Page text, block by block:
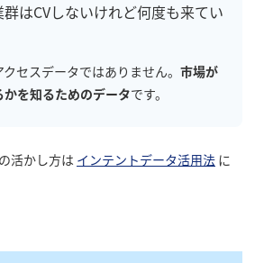
群はCVしないけれど何度も来てい
セスデータではありません。 市場が
を知るためのデータです。
活かし方は インテントデータ活用法 に